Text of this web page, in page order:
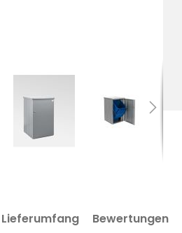
Lieferumfang Bewertungen